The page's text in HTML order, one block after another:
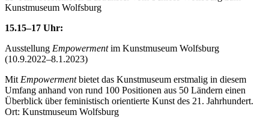
Kunstmuseum Wolfsburg
15.15–17 Uhr:
Ausstellung Empowermentim Kunstmuseum Wolfsburg
(10.9.2022–8.1.2023)
Mit Empowermentbietet das Kunstmuseum erstmalig in diesem
Umfang anhand von rund 100 Positionen aus 50 Ländern einen
Überblick über feministisch orientierte Kunst des 21. Jahrhundert.
Ort: Kunstmuseum Wolfsburg